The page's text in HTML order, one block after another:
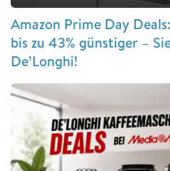
Amazon Prime Day
bis zu 43% günstiger –
De’Longhi!